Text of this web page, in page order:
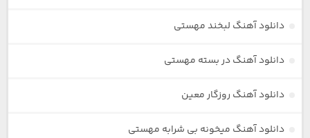
دانلود آهنگ لبخند مهستی
دانلود آهنگ در بسته مهستی
دانلود آهنگ روزگار معین
دانلود آهنگ میخونه بی شرابه مهستی